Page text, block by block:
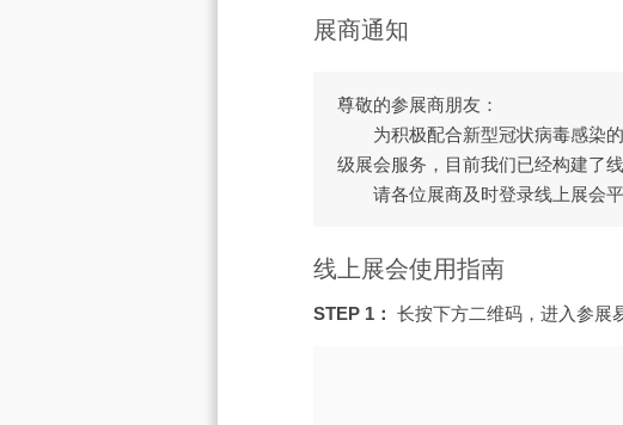
展商通知
尊敬的参展商朋友：
为积极配合新型冠状病毒感染的
级展会服务，目前我们已经构建了
请各位展商及时登录线上展会
线上展会使用指南
STEP 1： 长按下方二维码，进入参展